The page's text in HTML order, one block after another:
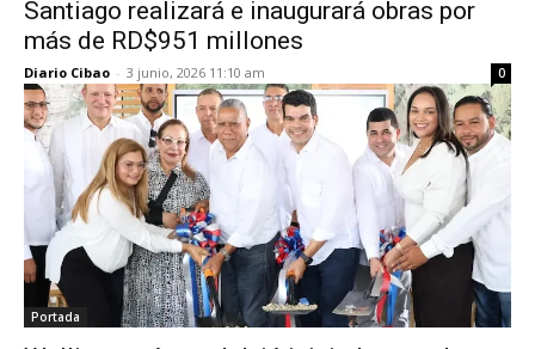
Santiago realizará e inaugurará obras por
más de RD$951 millones
Diario Cibao - 3 junio, 2026 11:10 am 0
Portada